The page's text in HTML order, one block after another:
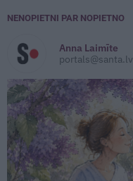
NENOPIETNI PAR NOPIETNO
Anna Laimīte
portals@santa.lv